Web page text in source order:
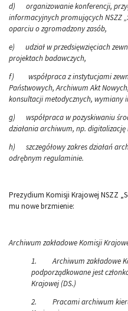
d) organizowanie konferencji,
informacyjnych promujących NSZZ
oparciu o zgromadzony zasób,
e) udział w przedsięwzięciach
projektach badawczych,
f) współpraca z instytucjami
Państwowych, Archiwum Akt
konsultacji metodycznych, wymiany
g) współpraca w pozyskiwaniu
działania archiwum, np.
h) szczegółowy zakres działań
odrębnym regulaminie.
Prezydium Komisji Krajowej NSZZ
mu nowe brzmienie:
Archiwum zakładowe Komisji
1.Archiwum zakładowe
podporządkowane jest
Krajowej (DS.)
2. Pracami archiwum